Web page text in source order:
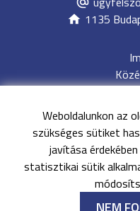
Weboldalunkon az
szükséges sütiket
javítása
statisztikai sütik
NEM
1135